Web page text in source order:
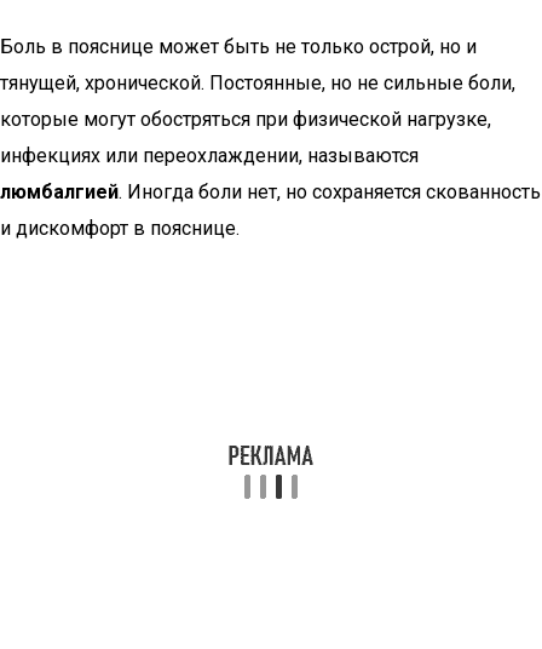
Боль в пояснице может быть не только острой, но и
тянущей, хронической. Постоянные, но не сильные боли,
которые могут обостряться при физической нагрузке,
инфекциях или переохлаждении, называются
люмбалгией. Иногда боли нет, но сохраняется скованность
и дискомфорт в пояснице.